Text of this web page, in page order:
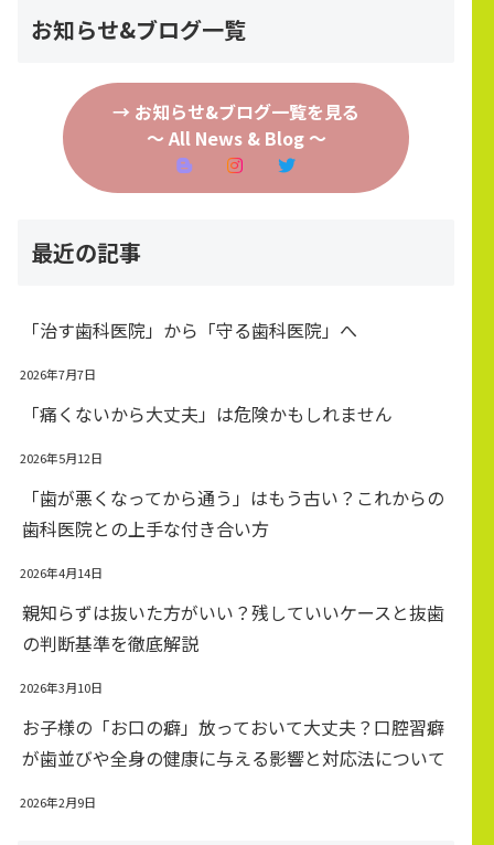
お知らせ&ブログ一覧
→ お知らせ&ブログ一覧を見る
～ All News & Blog ～
最近の記事
「治す歯科医院」から「守る歯科医院」へ
2026年7月7日
「痛くないから大丈夫」は危険かもしれません
2026年5月12日
「歯が悪くなってから通う」はもう古い？これからの
歯科医院との上手な付き合い方
2026年4月14日
親知らずは抜いた方がいい？残していいケースと抜歯
の判断基準を徹底解説
2026年3月10日
お子様の「お口の癖」放っておいて大丈夫？口腔習癖
が歯並びや全身の健康に与える影響と対応法について
2026年2月9日